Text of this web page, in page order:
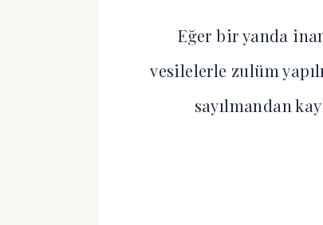
Eğer bir yanda
vesilelerle zulüm
sayılmandan